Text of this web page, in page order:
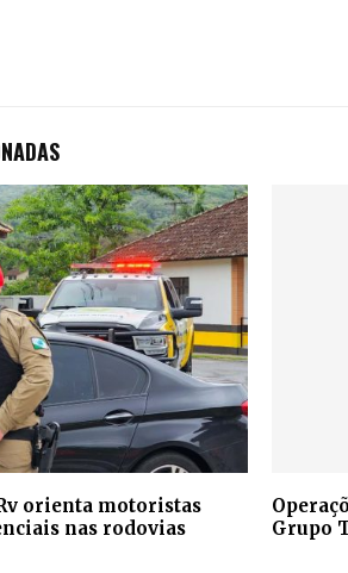
orienta motoristas
nas rodovias
Grupo